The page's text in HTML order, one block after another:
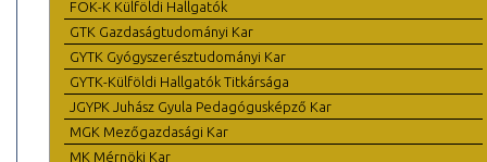
FOK-K Külföldi Hallgatók
GTK Gazdaságtudományi Kar
GYTK Gyógyszerésztudományi Kar
GYTK-Külföldi Hallgatók Titkársága
JGYPK Juhász Gyula Pedagógusképző Kar
MGK Mezőgazdasági Kar
MK Mérnöki Kar